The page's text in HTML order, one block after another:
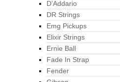
D’Addario
DR Strings
Emg Pickups
Elixir Strings
Ernie Ball
Fade In Strap
Fender